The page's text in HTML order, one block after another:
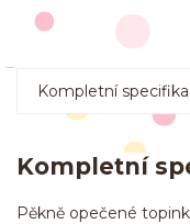
Kompletní
Kompletní
Pěkně opečené